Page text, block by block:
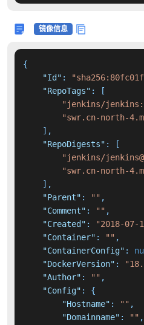
镜像信息
{
"Id" :
"RepoTags" :
[
"jenkins/
"swr.cn-north-
] ,
"RepoDigests" :
[
"jenkins/
"swr.cn-north-
] ,
"Parent" : "" ,
"Comment" : "" ,
"Created" : "2018-07-
"Container" : "" ,
"ContainerConfig" :
"DockerVersion" :
"Author" : "" ,
"Config" :
{
"Hostname" : "" ,
"Domainname" : "" ,